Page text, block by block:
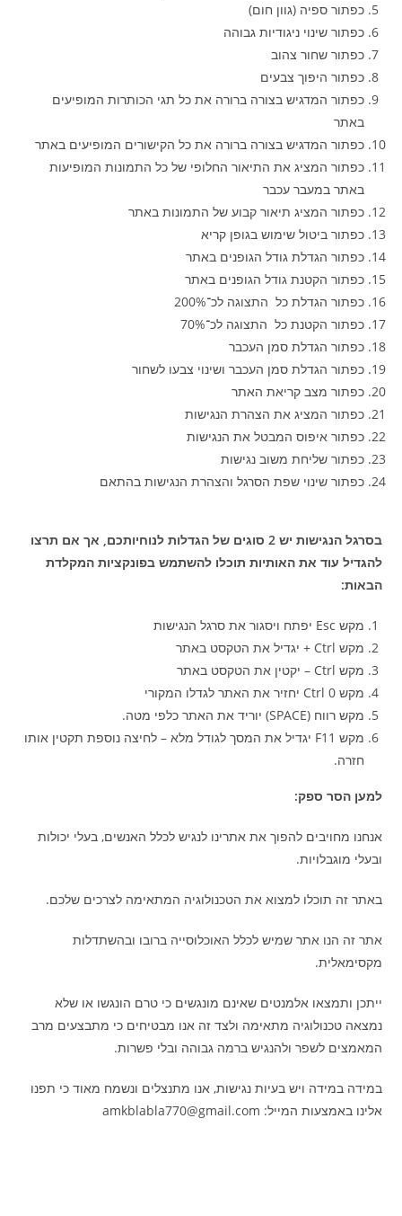
כפתור ספיה (גוון חום)
כפתור שינוי ניגודיות גבוהה
כפתור שחור צהוב
כפתור היפוך צבעים
כפתור המדגיש בצורה ברורה את כל תגי הכותרות המופיעים
באתר
כפתור המדגיש בצורה ברורה את כל הקישורים המופיעים באתר
כפתור המציג את התיאור החלופי של כל התמונות המופיעות
באתר במעבר עכבר
כפתור המציג תיאור קבוע של התמונות באתר
כפתור ביטול שימוש בגופן קריא
כפתור הגדלת גודל הגופנים באתר
כפתור הקטנת גודל הגופנים באתר
כפתור הגדלת כל התצוגה לכ־200%
כפתור הקטנת כל התצוגה לכ־70%
כפתור הגדלת סמן העכבר
כפתור הגדלת סמן העכבר ושינוי צבעו לשחור
כפתור מצב קריאת האתר
כפתור המציג את הצהרת הנגישות
כפתור איפוס המבטל את הנגישות
כפתור שליחת משוב נגישות
כפתור שינוי שפת הסרגל והצהרת הנגישות בהתאם
בסרגל הנגישות יש2 סוגים של הגדלות לנוחיותכם, אך אם תרצו
להגדיל עוד את האותיות תוכלו להשתמש בפונקציות המקלדת
הבאות:
מקש Esc יפתח ויסגור את סרגל הנגישות
מקש Ctrl + יגדיל את הטקסט באתר
מקש Ctrl – יקטין את הטקסט באתר
מקש Ctrl 0 יחזיר את האתר לגדלו המקורי
מקש רווח (SPACE) יוריד את האתר כלפי מטה.
מקש F11 יגדיל את המסך לגודל מלא – לחיצה נוספת תקטין אותו
חזרה.
למען הסר ספק:
אנחנו מחויבים להפוך את אתרינו לנגיש לכלל האנשים, בעלי יכולות
ובעלי מוגבלויות.
באתר זה תוכלו למצוא את הטכנולוגיה המתאימה לצרכים שלכם.
אתר זה הנו אתר שמיש לכלל האוכלוסייה ברובו ובהשתדלות
מקסימאלית.
ייתכן ותמצאו אלמנטים שאינם מונגשים כי טרם הונגשו או שלא
נמצאה טכנולוגיה מתאימה ולצד זה אנו מבטיחים כי מתבצעים מרב
המאמצים לשפר ולהנגיש ברמה גבוהה ובלי פשרות.
במידה במידה ויש בעיות נגישות, אנו מתנצלים ונשמח מאוד כי תפנו
אלינו באמצעות המייל: amkblabla770@gmail.com